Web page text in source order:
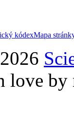
kódexMapa
love